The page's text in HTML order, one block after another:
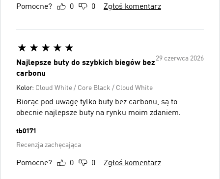
Pomocne? 0 0 Zgłoś komentarz
29 czerwca 2026
Najlepsze buty do szybkich biegów bez
carbonu
Kolor: Cloud White / Core Black / Cloud White
Biorąc pod uwagę tylko buty bez carbonu, są to
obecnie najlepsze buty na rynku moim zdaniem.
tb0171
Recenzja zachęcająca
Pomocne? 0 0 Zgłoś komentarz